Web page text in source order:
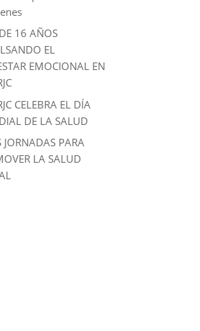
16 AÑOS
EL
EMOCIONAL EN
CELEBRA EL DÍA
DE LA SALUD
JORNADAS PARA
LA SALUD